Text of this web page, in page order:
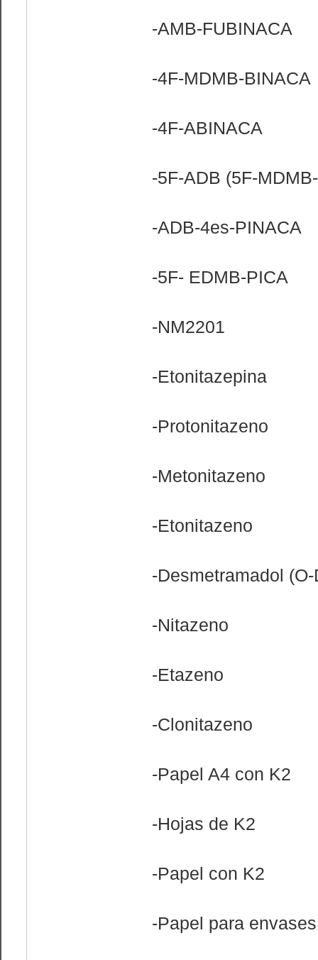
-AMB-FUBINACA
-4F-MDMB-BINACA
-4F-ABINACA
-5F-ADB (5F-
-ADB-4es-PINACA
-5F- EDMB-PICA
-NM2201
-Etonitazepina
-Protonitazeno
-Metonitazeno
-Etonitazeno
-Desmetramadol
-Nitazeno
-Etazeno
-Clonitazeno
-Papel A4 con K2
-Hojas de K2
-Papel con K2
-Papel para